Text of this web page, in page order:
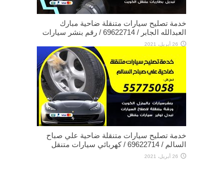
خدمة تصليح سيارات متنقلة ضاحية مبارك
العبدالله الجابر / 69622714‬ / رقم بنشر سيارات
26 أبريل، 2021
خدمة تصليح سيارات متنقلة ضاحية علي صباح
السالم / 69622714‬ / كهربائي سيارات متنقل
26 أبريل، 2021